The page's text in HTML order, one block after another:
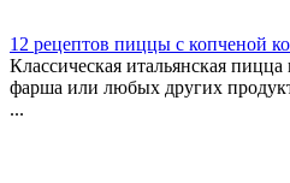
12 рецептов пиццы с копченой
Классическая итальянская
фарша или любых других
...